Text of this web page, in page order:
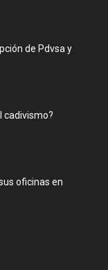
de Pdvsa y
cadivismo?
oficinas en